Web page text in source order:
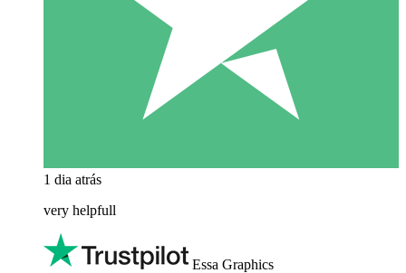
1 dia atrás
very helpfull
Essa Graphics